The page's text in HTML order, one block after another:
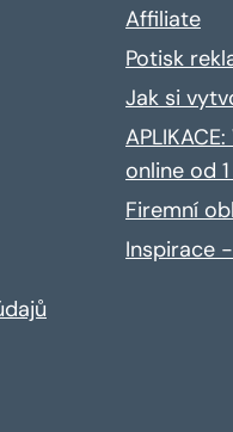
Affiliate
Potisk
Jak si
online od
Firemní
Inspirace